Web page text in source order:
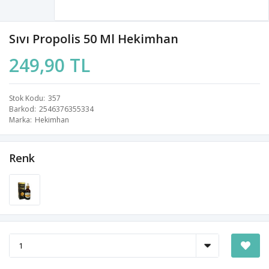
Sıvı Propolis 50 Ml Hekimhan
249,90 TL
Stok Kodu 357
Barkod 2546376355334
Marka Hekimhan
Renk